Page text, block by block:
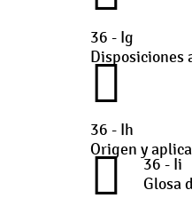
36 - Ig
Disposiciones
36 - Ih
Origen y
36 - Ii
Glosa